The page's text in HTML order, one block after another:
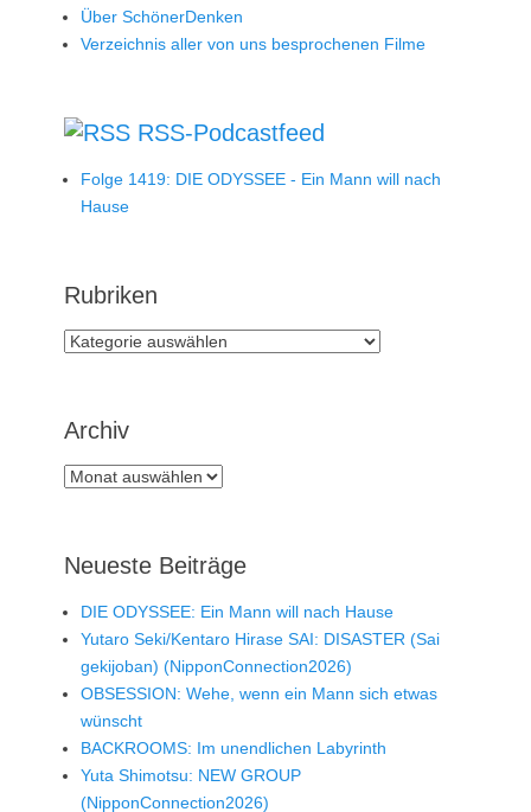
Über SchönerDenken
Verzeichnis aller von uns besprochenen Filme
RSS-Podcastfeed
Folge 1419: DIE ODYSSEE - Ein Mann will nach
Hause
Rubriken
Rubriken
Archiv
Archiv
Neueste Beiträge
DIE ODYSSEE: Ein Mann will nach Hause
Yutaro Seki/Kentaro Hirase SAI: DISASTER (Sai
gekijoban) (NipponConnection2026)
OBSESSION: Wehe, wenn ein Mann sich etwas
wünscht
BACKROOMS: Im unendlichen Labyrinth
Yuta Shimotsu: NEW GROUP
(NipponConnection2026)